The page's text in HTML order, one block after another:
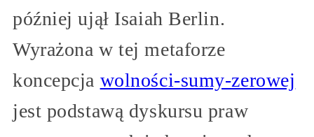
później ujął Isaiah Berlin.
Wyrażona w tej metaforze
koncepcja wolności-sumy-zerowej
jest podstawą dyskursu praw